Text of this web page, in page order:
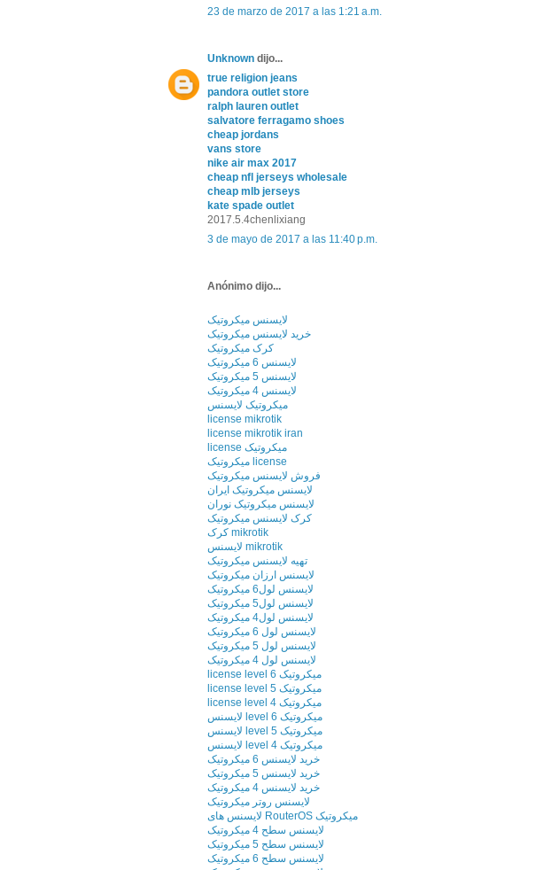
23 de marzo de 2017 a las 1:21 a.m.
Unknown dijo...
true religion jeans
pandora outlet store
ralph lauren outlet
salvatore ferragamo shoes
cheap jordans
vans store
nike air max 2017
cheap nfl jerseys wholesale
cheap mlb jerseys
kate spade outlet
2017.5.4chenlixiang
3 de mayo de 2017 a las 11:40 p.m.
Anónimo dijo...
لایسنس میکروتیک
خرید لایسنس میکروتیک
کرک میکروتیک
لایسنس 6 میکروتیک
لایسنس 5 میکروتیک
لایسنس 4 میکروتیک
میکروتیک لایسنس
license mikrotik
license mikrotik iran
license میکروتیک
میکروتیک license
فروش لایسنس میکروتیک
لایسنس میکروتیک ایران
لایسنس میکروتیک نوران
کرک لایسنس میکروتیک
کرک mikrotik
لایسنس mikrotik
تهیه لایسنس میکروتیک
لایسنس ارزان میکروتیک
لایسنس لول6 میکروتیک
لایسنس لول5 میکروتیک
لایسنس لول4 میکروتیک
لایسنس لول 6 میکروتیک
لایسنس لول 5 میکروتیک
لایسنس لول 4 میکروتیک
license level 6 میکروتیک
license level 5 میکروتیک
license level 4 میکروتیک
لایسنس level 6 میکروتیک
لایسنس level 5 میکروتیک
لایسنس level 4 میکروتیک
خرید لایسنس 6 میکروتیک
خرید لایسنس 5 میکروتیک
خرید لایسنس 4 میکروتیک
لایسنس روتر میکروتیک
لایسنس های RouterOS میکروتیک
لایسنس سطح 4 میکروتیک
لایسنس سطح 5 میکروتیک
لایسنس سطح 6 میکروتیک